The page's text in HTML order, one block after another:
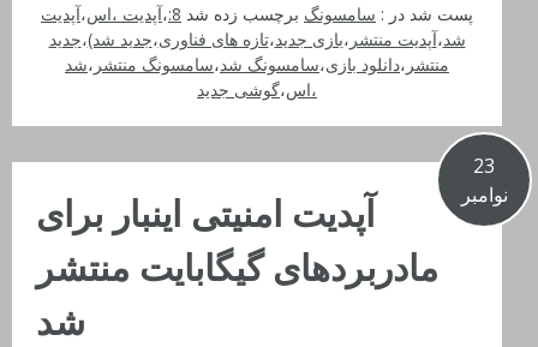
پست شد در : سامسونگ برچسب زده شد 8: ،آپدیت ،اس،آپدیت
شد،آپدیت منتشر ،بازی جدید،تازه های فناوری،جدید شد)،جدید
منتشر ،دانلود بازی،سامسونگ شد،سامسونگ منتشر ،شد
،اس،گوشی جدید
23
نوامبر
آپدیت امنیتی اینبار برای
مادربردهای گیگابایت منتشر
شد